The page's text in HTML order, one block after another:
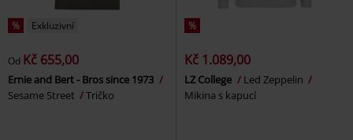
% Exkluzivní
Od Kč 655,00
Ernie and Bert - Bros since 1973
Sesame Street
Tričko
%
Kč 1.089,00
LZ College
Led Zeppelin
Mikina s kapucí